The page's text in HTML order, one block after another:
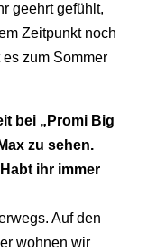
geehrt gefühlt,
Zeitpunkt noch
zum Sommer
bei „Promi Big
zu sehen.
ihr immer
Auf den
wohnen wir